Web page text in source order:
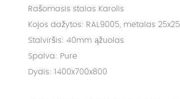
Rašomasis stalas Karolis
Kojos dažytos: RAL9005, metalas 25x25
Stalviršis: 40mm ąžuolas
Spalva: Pure
Dydis: 1400x700x800